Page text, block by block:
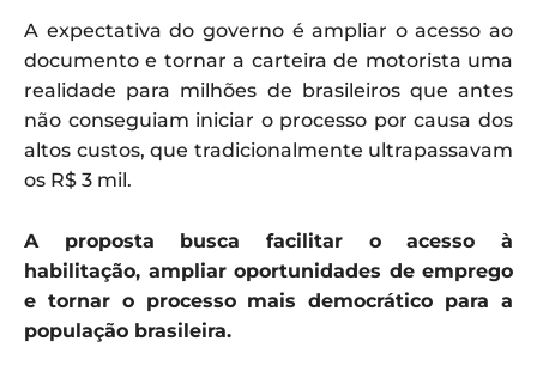
A expectativa do governo é ampliar o acesso ao
documento e tornar a carteira de motorista uma
realidade para milhões de brasileiros que antes
não conseguiam iniciar o processo por causa dos
altos custos, que tradicionalmente ultrapassavam
os R$ 3 mil.
A proposta busca facilitar o acesso à
habilitação, ampliar oportunidades de emprego
e tornar o processo mais democrático para a
população brasileira.